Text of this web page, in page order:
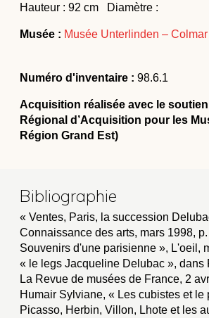
Hauteur : 92 cm Diamètre :
Musée : Musée Unterlinden –
Numéro d'inventaire : 98.6.1
Acquisition réalisée avec le
Régional d’Acquisition pour les
Région Grand Est)
Bibliographie
« Ventes, Paris, la succession
Connaissance des arts, mars 1998, p.
Souvenirs d'une parisienne », L'oeil,
« le legs Jacqueline Delubac », dans
La Revue de musées de France, 2
Humair Sylviane, « Les cubistes et le
Picasso, Herbin, Villon, Lhote et les